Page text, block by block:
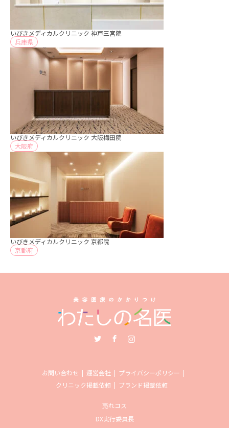
いびきメディカルクリニック 神戸三宮院
兵庫県
いびきメディカルクリニック 大阪梅田院
大阪府
いびきメディカルクリニック 京都院
京都府
お問い合わせ 運営会社
プライバシーポリシー
クリニック掲載依頼
ブランド掲載依頼
売れコス
DX実行委員長